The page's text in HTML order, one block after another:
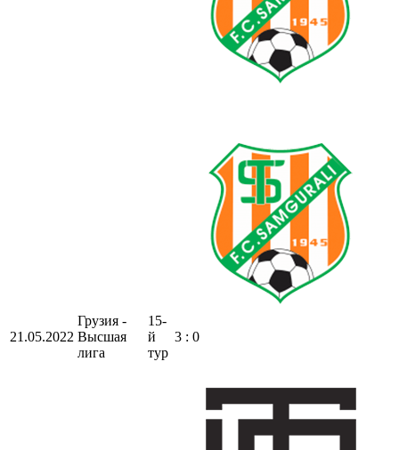
21.05.2022
Грузия -
Высшая
лига
15-
й
тур
3 : 0